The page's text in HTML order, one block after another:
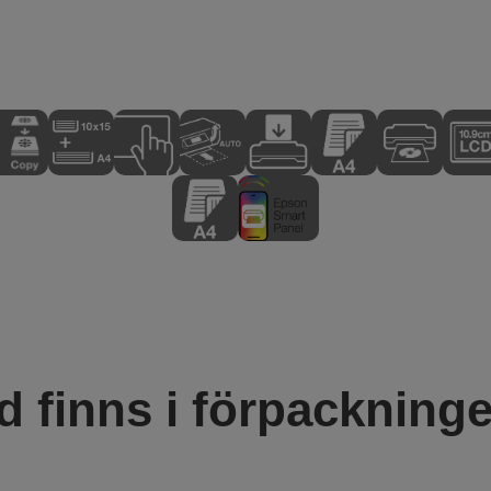
finns i